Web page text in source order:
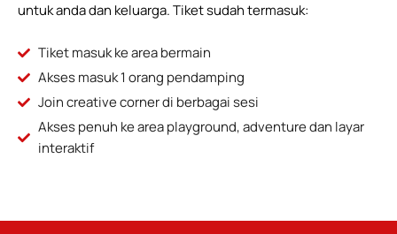
untuk anda dan keluarga. Tiket sudah termasuk:
Tiket masuk ke area bermain
Akses masuk 1 orang pendamping
Join creative corner di berbagai sesi
Akses penuh ke area playground, adventure dan layar
interaktif